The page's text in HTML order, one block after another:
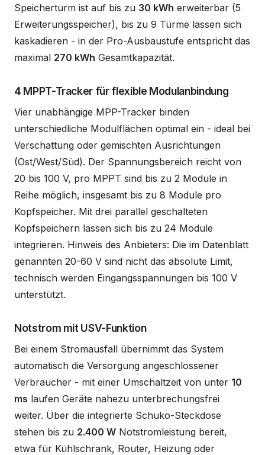
Speicherturm ist auf bis zu 30 kWh erweiterbar (5
Erweiterungsspeicher), bis zu 9 Türme lassen sich
kaskadieren - in der Pro-Ausbaustufe entspricht das
maximal 270 kWh Gesamtkapazität.
4 MPPT-Tracker für flexible Modulanbindung
Vier unabhängige MPP-Tracker binden
unterschiedliche Modulflächen optimal ein - ideal bei
Verschattung oder gemischten Ausrichtungen
(Ost/West/Süd). Der Spannungsbereich reicht von
20 bis 100 V, pro MPPT sind bis zu 2 Module in
Reihe möglich, insgesamt bis zu 8 Module pro
Kopfspeicher. Mit drei parallel geschalteten
Kopfspeichern lassen sich bis zu 24 Module
integrieren. Hinweis des Anbieters: Die im Datenblatt
genannten 20-60 V sind nicht das absolute Limit,
technisch werden Eingangsspannungen bis 100 V
unterstützt.
Notstrom mit USV-Funktion
Bei einem Stromausfall übernimmt das System
automatisch die Versorgung angeschlossener
Verbraucher - mit einer Umschaltzeit von unter 10
ms laufen Geräte nahezu unterbrechungsfrei
weiter. Über die integrierte Schuko-Steckdose
stehen bis zu 2.400 W Notstromleistung bereit,
etwa für Kühlschrank, Router, Heizung oder